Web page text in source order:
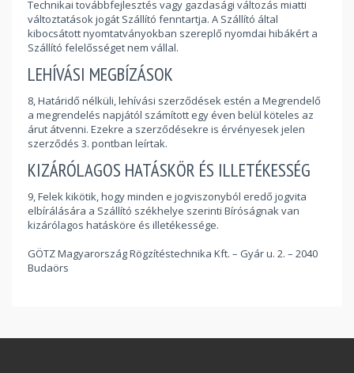
Technikai továbbfejlesztés vagy gazdasági változás miatti
változtatások jogát Szállító fenntartja. A Szállító által
kibocsátott nyomtatványokban szereplő nyomdai hibákért a
Szállító felelősséget nem vállal.
LEHÍVÁSI MEGBÍZÁSOK
8, Határidő nélküli, lehívási szerződések estén a Megrendelő
a megrendelés napjától számított egy éven belül köteles az
árut átvenni. Ezekre a szerződésekre is érvényesek jelen
szerződés 3. pontban leírtak.
KIZÁRÓLAGOS HATÁSKÖR ÉS ILLETÉKESSÉG
9, Felek kikötik, hogy minden e jogviszonyból eredő jogvita
elbírálására a Szállító székhelye szerinti Bíróságnak van
kizárólagos hatásköre és illetékessége.
GÖTZ Magyarország Rögzítéstechnika Kft. – Gyár u. 2. – 2040
Budaörs